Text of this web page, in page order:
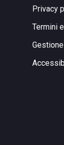
Privacy
Termini